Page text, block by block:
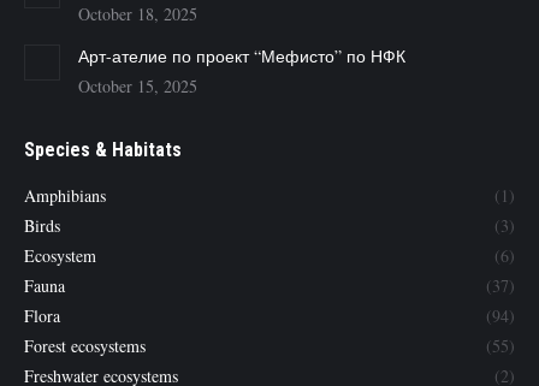
October 18, 2025
Арт-ателие по проект “Мефисто” по НФК
October 15, 2025
Species & Habitats
Amphibians
(1)
Birds
(3)
Ecosystem
(6)
Fauna
(37)
Flora
(94)
Forest ecosystems
(55)
Freshwater ecosystems
(2)